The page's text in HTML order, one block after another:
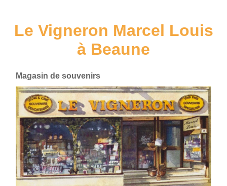
Le Vigneron Marcel Louis
à Beaune
Magasin de souvenirs